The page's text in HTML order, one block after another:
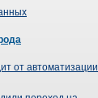
от автоматизации